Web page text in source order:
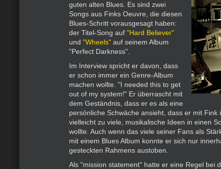
guten alten Blues. Es sind zwei
Songs aus Finks Oeuvre, die diesen
Blues-Schritt vorausgesagt haben:
der Titel-Song auf "Hard Believer"
und "Wheels" auf seinem Album
"Perfect Darkness".
Im Interview spricht er davon, dass
er schon immer ein Genre-Album
machen wollte. "I needed this to get
out of my system!" Er überrascht mit
dem Geständnis, dass er es als eine
persönliche Schwäche ansieht, dass er mit Fink
vielleicht zu viele, musikalische Ideen in einen
wollte. Auch wenn das viele seiner Fans als
mit einem Blues Album konnte er sich nur
gesteckten Rahmens austoben.
Als "mission statement" hatte er eine Regel bei